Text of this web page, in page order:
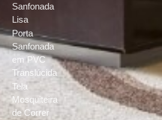
Sanfonada
Lisa
Porta
Sanfonada
em PVC
Translúcida
Tela
Mosquiteira
de Correr